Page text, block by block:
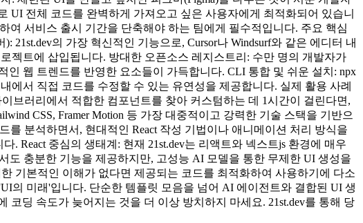
UI 전체 코드를 완벽하게 가져오고 싶은 사용자에게 최적화되어 있습니
여 서비스 출시 기간을 단축해야 하는 팀에게 필수적입니다. 주요 핵심
21st.dev의 가장 혁신적인 기능으로, Cursor나 Windsurf와 같은 에디터 내
젝트에 삽입됩니다. 방대한 오픈소스 레지스트리: 수만 명의 개발자가
웹 트렌드를 반영한 요소들이 가득합니다. CLI 통합 및 쉬운 설치: npx
서 직접 코드를 수정할 수 있는 유연성을 제공합니다. 실제 활용 사례
브러리에서 적합한 컴포넌트를 찾아 커스텀하는 데 1시간이 걸린다면,
CSS, Framer Motion 등 가장 대중적이고 강력한 기술 스택을 기반으
분석하면서, 현대적인 React 작성 기법이나 애니메이션 처리 방식을
. React 중심의 생태계: 현재 21st.dev는 리액트와 넥스트js 환경에 매우
도 충분한 기능을 제공하지만, 고성능 AI 모델을 통한 무제한 UI 생성을
기본적인 이해가 없다면 제공되는 코드를 최적화하여 사용하기에 다소
의 미래'입니다. 단순한 템플릿 모음을 넘어 AI 에이전트와 결합된 UI 생
딩 속도가 늦어지는 것을 더 이상 방치하지 마세요. 21st.dev를 통해 당